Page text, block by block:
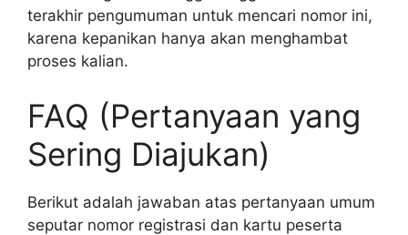
terakhir pengumuman untuk mencari nomor ini,
karena kepanikan hanya akan menghambat
proses kalian.
FAQ (Pertanyaan yang
Sering Diajukan)
Berikut adalah jawaban atas pertanyaan umum
seputar nomor registrasi dan kartu peserta